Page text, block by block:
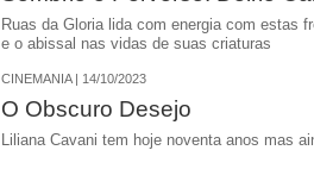
Ruas da Gloria lida com energia com estas
e o abissal nas vidas de suas criaturas
CINEMANIA | 14/10/2023
O Obscuro Desejo
Liliana Cavani tem hoje noventa anos mas